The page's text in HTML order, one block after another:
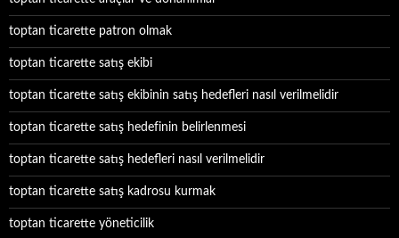
toptan ticarette patron olmak
toptan ticarette satış ekibi
toptan ticarette satış ekibinin satış hedefleri nasıl verilmelidir
toptan ticarette satış hedefinin belirlenmesi
toptan ticarette satış hedefleri nasıl verilmelidir
toptan ticarette satış kadrosu kurmak
toptan ticarette yöneticilik